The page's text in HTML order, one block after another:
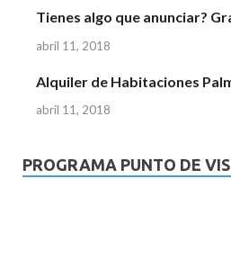
Tienes algo que anunciar?
abril 11, 2018
Alquiler de Habitaciones
abril 11, 2018
PROGRAMA PUNTO DE